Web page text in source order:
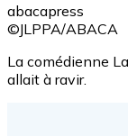
abacapress
©JLPPA/ABACA
La comédienne
allait à ravir.